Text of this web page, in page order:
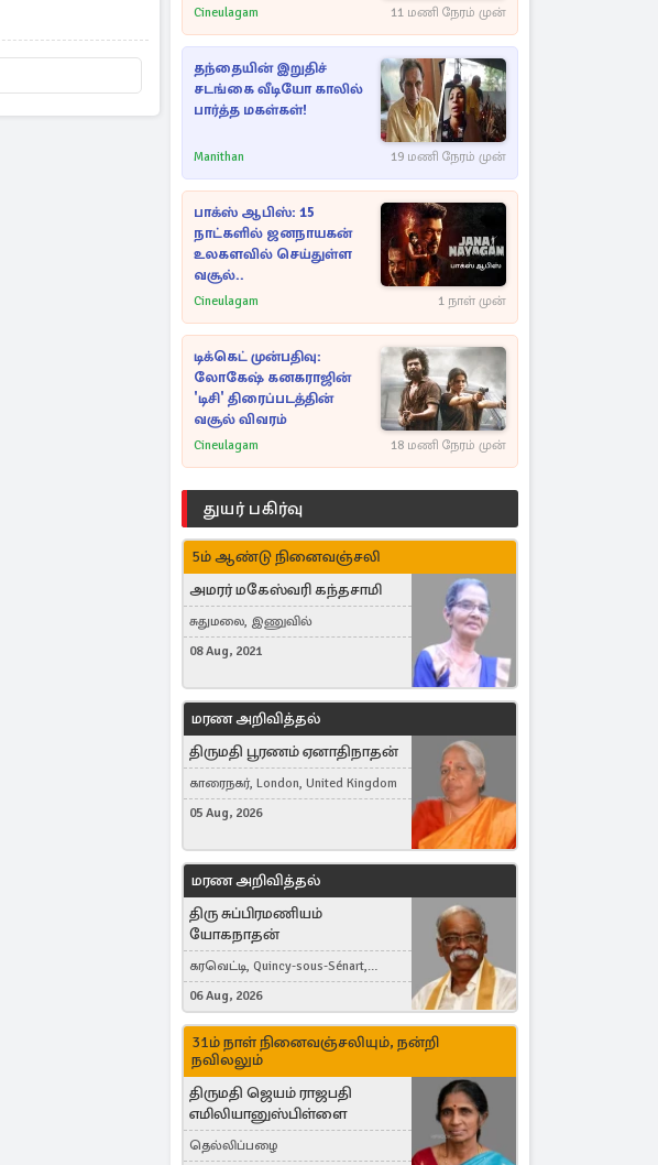
Cineulagam 11 மணி நேரம் முன்
தந்தையின் இறுதிச்
சடங்கை வீடியோ காலில்
பார்த்த மகள்கள்!
Manithan 19 மணி நேரம் முன்
பாக்ஸ் ஆபிஸ்: 15
நாட்களில் ஜனநாயகன்
உலகளவில் செய்துள்ள
வசூல்..
Cineulagam 1 நாள் முன்
டிக்கெட் முன்பதிவு:
லோகேஷ் கனகராஜின்
'டிசி' திரைப்படத்தின்
வசூல் விவரம்
Cineulagam 18 மணி நேரம் முன்
துயர் பகிர்வு
5ம் ஆண்டு நினைவஞ்சலி
அமரர் மகேஸ்வரி கந்தசாமி
சுதுமலை, இணுவில்
08 Aug, 2021
மரண அறிவித்தல்
திருமதி பூரணம் ஏனாதிநாதன்
காரைநகர், London, United Kingdom
05 Aug, 2026
மரண அறிவித்தல்
திரு சுப்பிரமணியம்
யோகநாதன்
கரவெட்டி, Quincy-sous-Sénart,
France
06 Aug, 2026
31ம் நாள் நினைவஞ்சலியும், நன்றி
நவிலலும்
திருமதி ஜெயம் ராஜபதி
எமிலியானுஸ்பிள்ளை
தெல்லிப்பழை